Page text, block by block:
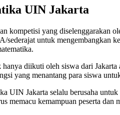
UIN Jakarta
kompetisi yang diselenggarakan
sederajat untuk mengembangkan
diikuti oleh siswa dari
yang menantang para siswa
UIN Jakarta selalu berusaha
memacu kemampuan peserta dan